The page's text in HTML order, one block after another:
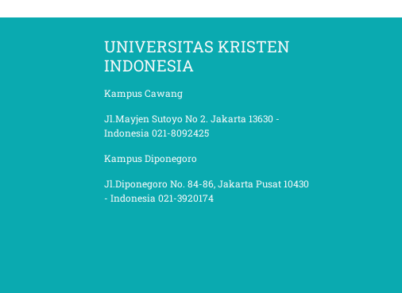
UNIVERSITAS KRISTEN
INDONESIA
Kampus Cawang
Jl.Mayjen Sutoyo No 2. Jakarta 13630 -
Indonesia 021-8092425
Kampus Diponegoro
Jl.Diponegoro No. 84-86, Jakarta Pusat 10430
- Indonesia 021-3920174